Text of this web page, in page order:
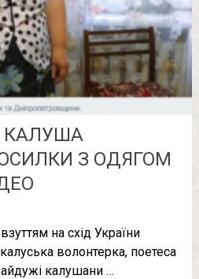
КАЛУША
З ОДЯГОМ
на схід України
волонтерка, поетеса
калушани …